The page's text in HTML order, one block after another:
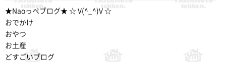
★Naoっぺブログ★ ☆ V(^_^)V ☆
おでかけ
おやつ
お土産
どすごいブログ